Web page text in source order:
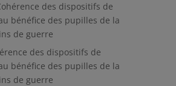
des dispositifs de
bénéfice des pupilles de la
de guerre
des dispositifs de
bénéfice des pupilles de la
de guerre